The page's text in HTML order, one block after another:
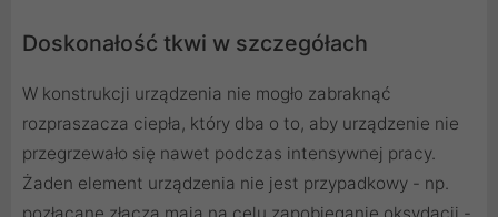
Doskonałość tkwi w szczegółach
W konstrukcji urządzenia nie mogło zabraknąć
rozpraszacza ciepła, który dba o to, aby urządzenie nie
przegrzewało się nawet podczas intensywnej pracy.
Żaden element urządzenia nie jest przypadkowy - np.